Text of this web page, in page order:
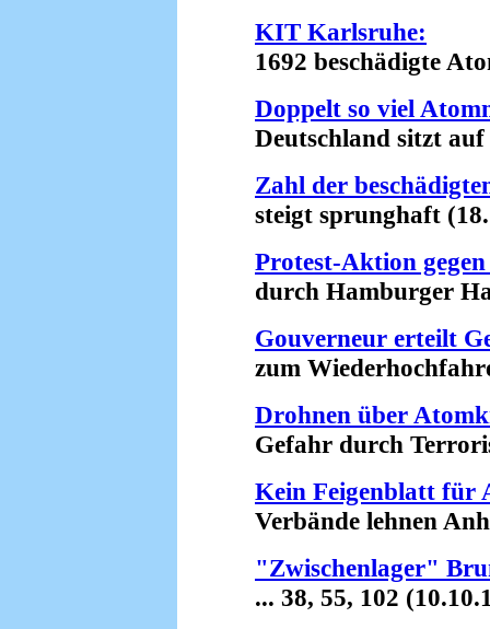
KIT Karlsruhe:
1692 beschädigte
Doppelt so viel
Deutschland sitzt auf
Zahl der
steigt sprunghaft
Protest-Aktion
durch Hamburger
Gouverneur erteilt
zum
Drohnen über
Gefahr durch
Kein Feigenblatt für
Verbände lehnen
"Zwischenlager"
... 38, 55, 102